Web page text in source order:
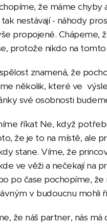
že máme chyby
nestávají - náhody
propojené. Chápeme,
protože nikdo na
znamená, že
několik, které ve
své osobnosti
říkat Ne, když
že je to na místě, ale
stane. Víme, že
ve věži a nečekají na
po čase pochopíme,
v budoucnu mohli
že náš partner, nás